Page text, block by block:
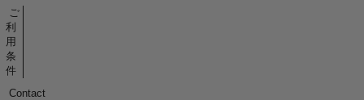
ご
利
用
条
件
Contact